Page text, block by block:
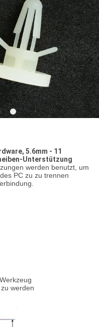
5.6mm - 11
Unterstützung
werden benutzt, um
PC zu zu trennen
werden